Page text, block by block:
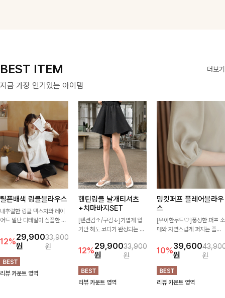
BEST ITEM 더보기
지금 가장 인기있는 아이템
릴픈배색 링클블라우스
내추럴한 링클 텍스처와 레이
어드 밑단 디테일이 심플한 디
볍게 툭 입기만 해도 멋스러운
스타일을 완성해드려요- 여유
로운 핏으로 군살은 자연스럽
게 커버해주고, 편안한 착용감
까지 더해 손이 자주 가는 데일
12%29,900
원
33,900
원
리뷰 카운트 영역
헨틴링클 날개티셔츠
+치마바지SET
[텐션감↑/구김↓]가볍게 입
기만 해도 코디가 완성되는 세
지는 프릴 날개 소매가 우아한
포인트를 더해드립니다💕 잔
잔한 링클 텍스처 소재와 편안
한 허리밴딩으로 하루 종일 산
뜻하고 쾌적하게 즐겨보세요!
12%29,900
원
33,900
원
리뷰 카운트 영역
밍킷퍼프 플레어블라우
스
[우아한무드🤍]풍성한 퍼프 소
매와 자연스럽게 퍼지는 플레
를 완성해주는 블라우스 🤍 체
형을 자연스럽게 커버해주며
걸을 때마다 살랑이는 핏으로
데일리룩부터 데이트룩까지 화
사하게 즐기기 좋은 아이템이
10%39,600
원
원
리뷰 카운트 영역